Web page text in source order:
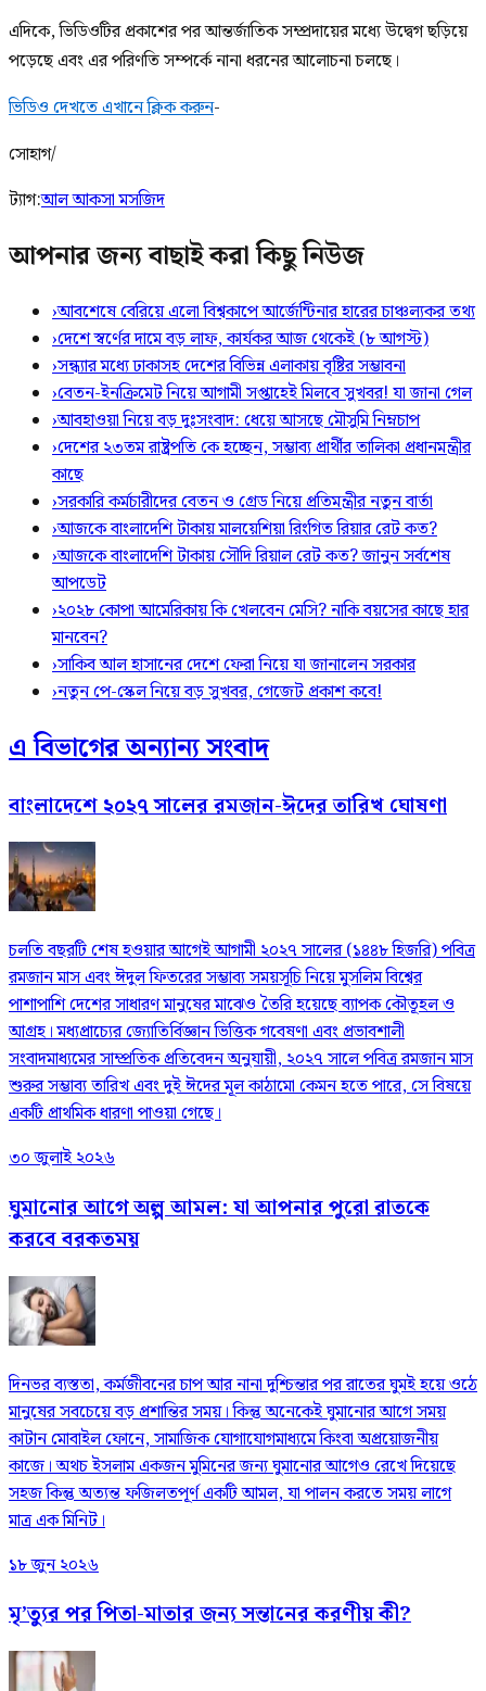
এদিকে, ভিডিওটির প্রকাশের পর আন্তর্জাতিক সম্প্রদায়ের মধ্যে উদ্বেগ ছড়িয়ে
পড়েছে এবং এর পরিণতি সম্পর্কে নানা ধরনের আলোচনা চলছে।
ভিডিও দেখতে এখানে ক্লিক করুন-
সোহাগ/
ট্যাগ:আল আকসা মসজিদ
আপনার জন্য বাছাই করা কিছু নিউজ
›আবশেষে বেরিয়ে এলো বিশ্বকাপে আর্জেন্টিনার হারের চাঞ্চল্যকর তথ্য
›দেশে স্বর্ণের দামে বড় লাফ, কার্যকর আজ থেকেই (৮ আগস্ট)
›সন্ধ্যার মধ্যে ঢাকাসহ দেশের বিভিন্ন এলাকায় বৃষ্টির সম্ভাবনা
›বেতন-ইনক্রিমেট নিয়ে আগামী সপ্তাহেই মিলবে সুখবর! যা জানা গেল
›আবহাওয়া নিয়ে বড় দুঃসংবাদ: ধেয়ে আসছে মৌসুমি নিম্নচাপ
›দেশের ২৩তম রাষ্ট্রপতি কে হচ্ছেন, সম্ভাব্য প্রার্থীর তালিকা প্রধানমন্ত্রীর
কাছে
›সরকারি কর্মচারীদের বেতন ও গ্রেড নিয়ে প্রতিমন্ত্রীর নতুন বার্তা
›আজকে বাংলাদেশি টাকায় মালয়েশিয়া রিংগিত রিয়ার রেট কত?
›আজকে বাংলাদেশি টাকায় সৌদি রিয়াল রেট কত? জানুন সর্বশেষ
আপডেট
›২০২৮ কোপা আমেরিকায় কি খেলবেন মেসি? নাকি বয়সের কাছে হার
মানবেন?
›সাকিব আল হাসানের দেশে ফেরা নিয়ে যা জানালেন সরকার
›নতুন পে-স্কেল নিয়ে বড় সুখবর, গেজেট প্রকাশ কবে!
এ বিভাগের অন্যান্য সংবাদ
বাংলাদেশে ২০২৭ সালের রমজান-ঈদের তারিখ ঘোষণা
চলতি বছরটি শেষ হওয়ার আগেই আগামী ২০২৭ সালের (১৪৪৮ হিজরি) পবিত্র
রমজান মাস এবং ঈদুল ফিতরের সম্ভাব্য সময়সূচি নিয়ে মুসলিম বিশ্বের
পাশাপাশি দেশের সাধারণ মানুষের মাঝেও তৈরি হয়েছে ব্যাপক কৌতূহল ও
আগ্রহ। মধ্যপ্রাচ্যের জ্যোতির্বিজ্ঞান ভিত্তিক গবেষণা এবং প্রভাবশালী
সংবাদমাধ্যমের সাম্প্রতিক প্রতিবেদন অনুযায়ী, ২০২৭ সালে পবিত্র রমজান মাস
শুরুর সম্ভাব্য তারিখ এবং দুই ঈদের মূল কাঠামো কেমন হতে পারে, সে বিষয়ে
একটি প্রাথমিক ধারণা পাওয়া গেছে।
৩০ জুলাই ২০২৬
ঘুমানোর আগে অল্প আমল: যা আপনার পুরো রাতকে
করবে বরকতময়
দিনভর ব্যস্ততা, কর্মজীবনের চাপ আর নানা দুশ্চিন্তার পর রাতের ঘুমই হয়ে ওঠে
মানুষের সবচেয়ে বড় প্রশান্তির সময়। কিন্তু অনেকেই ঘুমানোর আগে সময়
কাটান মোবাইল ফোনে, সামাজিক যোগাযোগমাধ্যমে কিংবা অপ্রয়োজনীয়
কাজে। অথচ ইসলাম একজন মুমিনের জন্য ঘুমানোর আগেও রেখে দিয়েছে
সহজ কিন্তু অত্যন্ত ফজিলতপূর্ণ একটি আমল, যা পালন করতে সময় লাগে
মাত্র এক মিনিট।
১৮ জুন ২০২৬
মৃ’ত্যুর পর পিতা-মাতার জন্য সন্তানের করণীয় কী?